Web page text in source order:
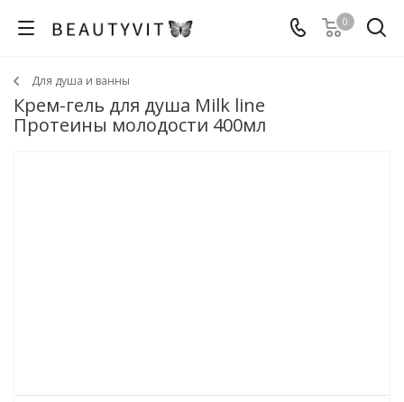
0
Для душа и ванны
Крем-гель для душа Milk line
Протеины молодости 400мл